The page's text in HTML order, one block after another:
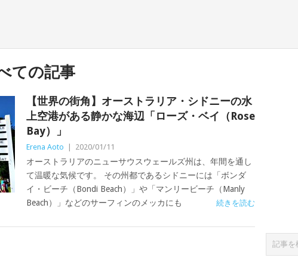
ての記事
【世界の街角】オーストラリア・シドニーの水
上空港がある静かな海辺「ローズ・ベイ（Rose
Bay）」
Erena Aoto 2020/01/11
オーストラリアのニューサウスウェールズ州は、年間を通し
て温暖な気候です。 その州都であるシドニーには「ボンダ
イ・ビーチ（Bondi Beach）」や「マンリービーチ（Manly
Beach）」などのサーフィンのメッカにも
続きを読む